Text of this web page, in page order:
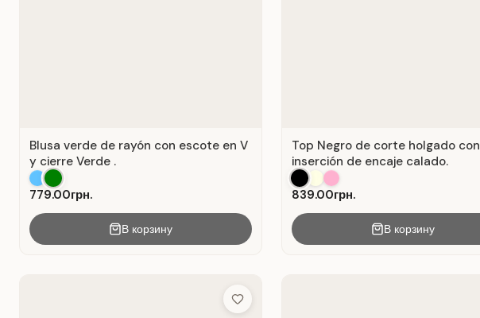
Blusa verde de rayón con escote en V
y cierre Verde .
779.00грн.
В корзину
Top Negro de corte holgado con
inserción de encaje calado.
839.00грн.
В корзину
Add to Wish List